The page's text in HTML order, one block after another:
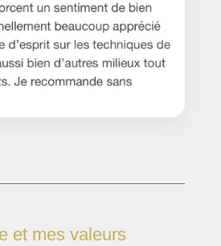
et mes valeurs